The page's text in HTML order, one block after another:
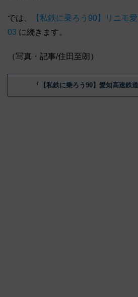
では、
【私鉄に乗ろう90】リニモ
03 に続きます。
（写真・記事/住田至朗）
「【私鉄に乗ろう90】愛知高速鉄